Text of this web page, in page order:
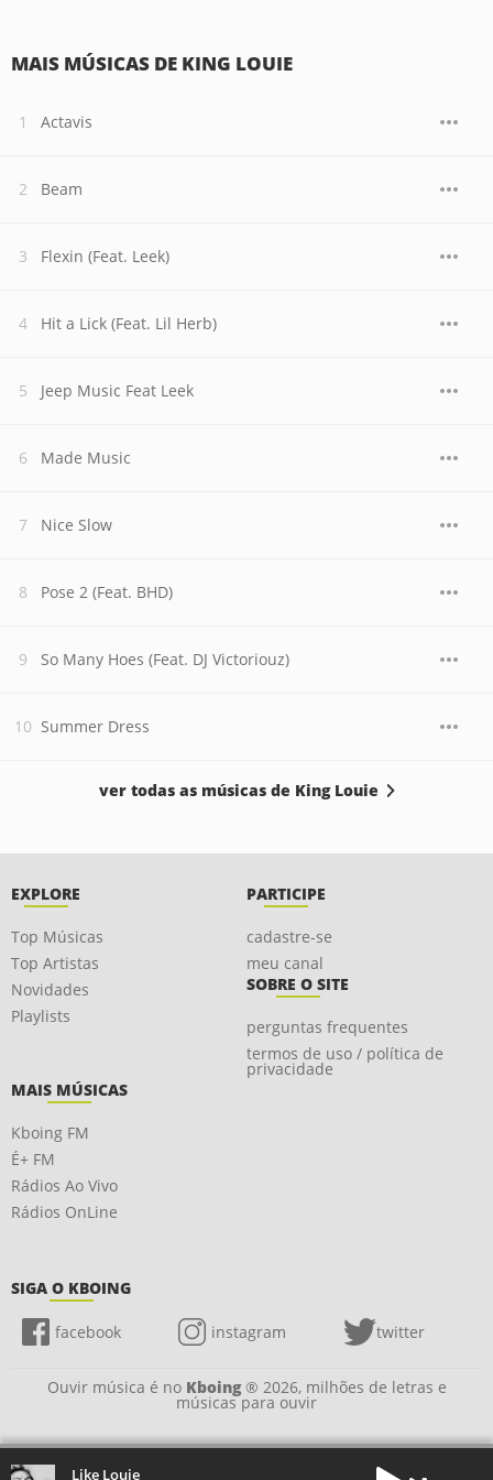
MAIS MÚSICAS DE KING LOUIE
Actavis
Beam
Flexin (Feat. Leek)
Hit a Lick (Feat. Lil Herb)
Jeep Music Feat Leek
Made Music
Nice Slow
Pose 2 (Feat. BHD)
So Many Hoes (Feat. DJ Victoriouz)
Summer Dress
ver todas as músicas de King Louie
EXPLORE
Top Músicas
Top Artistas
Novidades
Playlists
PARTICIPE
cadastre-se
meu canal
SOBRE O SITE
perguntas frequentes
termos de uso / política de
privacidade
MAIS MÚSICAS
Kboing FM
É+ FM
Rádios Ao Vivo
Rádios OnLine
SIGA O KBOING
facebook instagram twitter
Ouvir música é no Kboing® 2026, milhões de letras e
músicas para ouvir
Like Louie